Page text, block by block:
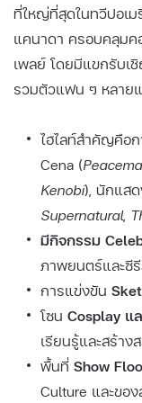
ที่ใหญ่ที่สุดในทวีปอเม
แคนาดา ครอบคลุมค
เพลย์ โดยมีแขกรับเ
รวมตัวแฟน ๆ หลาย
ไฮไลท์สำคัญคือ
Cena (
Kenobi), นักแส
Supernatural,
มีกิจกรรม
ภาพยนตร์และซี
การแข่งขัน
โซน Cosplay แ
เรียนรู้และสร้าง
พื้นที่ Show
Culture และขอ